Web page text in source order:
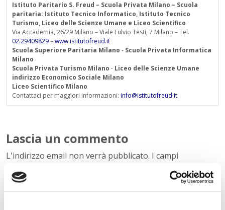
Istituto Paritario S. Freud – Scuola Privata Milano – Scuola
paritaria: Istituto Tecnico Informatico, Istituto Tecnico
Turismo, Liceo delle Scienze Umane e Liceo Scientifico
Via Accademia, 26/29 Milano – Viale Fulvio Testi, 7 Milano – Tel.
02.29409829–www.istitutofreud.it
Scuola Superiore Paritaria Milano - Scuola Privata Informatica
Milano
Scuola Privata Turismo Milano - Liceo delle Scienze Umane
indirizzo Economico Sociale Milano
Liceo Scientifico Milano
Contattaci per maggiori informazioni: info@istitutofreud.it
Lascia un commento
L'indirizzo email non verrà pubblicato. I campi
Nome*